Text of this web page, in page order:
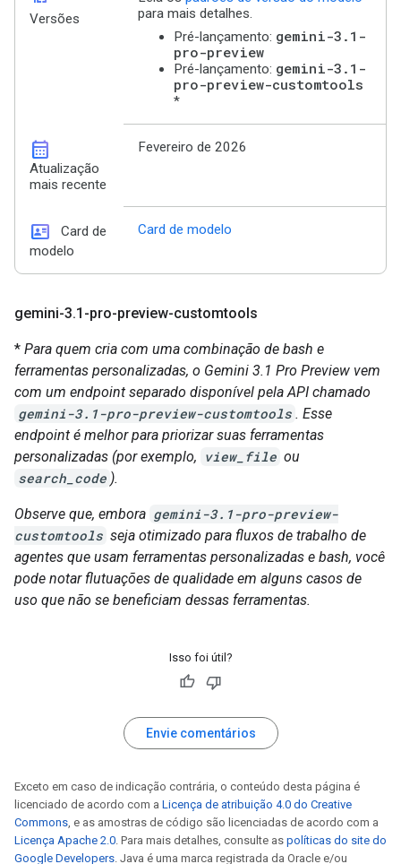
Versões
para mais detalhes.
Pré-lançamento: gemini-3.1-
pro-preview
Pré-lançamento: gemini-3.1-
pro-preview-customtools
*
calendar_month
Atualização
mais recente
Fevereiro de 2026
id_card
Card de
modelo
Card de modelo
gemini-3.1-pro-preview-customtools
* Para quem cria com uma combinação de bash e
ferramentas personalizadas, o Gemini 3.1 Pro Preview vem
com um endpoint separado disponível pela API chamado
gemini-3.1-pro-preview-customtools . Esse
endpoint é melhor para priorizar suas ferramentas
personalizadas (por exemplo, view_file ou
search_code ).
Observe que, embora gemini-3.1-pro-preview-
customtools seja otimizado para fluxos de trabalho de
agentes que usam ferramentas personalizadas e bash, você
pode notar flutuações de qualidade em alguns casos de
uso que não se beneficiam dessas ferramentas.
Isso foi útil?
Envie comentários
Exceto em caso de indicação contrária, o conteúdo desta página é
licenciado de acordo com a Licença de atribuição 4.0 do Creative
Commons, e as amostras de código são licenciadas de acordo com a
Licença Apache 2.0. Para mais detalhes, consulte as políticas do site do
Google Developers. Java é uma marca registrada da Oracle e/ou